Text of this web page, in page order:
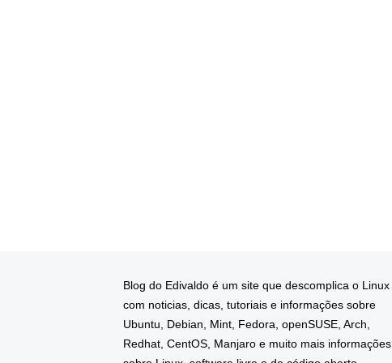
Blog do Edivaldo é um site que descomplica o Linux
com noticias, dicas, tutoriais e informações sobre
Ubuntu, Debian, Mint, Fedora, openSUSE, Arch,
Redhat, CentOS, Manjaro e muito mais informações